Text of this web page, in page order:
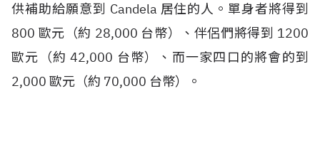
供補助給願意到 Candela 居住的人。單身者將得到
800 歐元（約 28,000 台幣）、伴侶們將得到 1200
歐元（約 42,000 台幣）、而一家四口的將會的到
2,000 歐元（約 70,000 台幣）。